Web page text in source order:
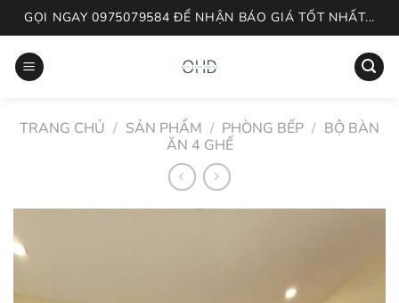
Skip
to
content
GỌI NGAY 0975079584 ĐỂ NHẬN BÁO GIÁ TỐT NHẤT...
TRANG CHỦ / SẢN PHẨM / PHÒNG BẾP / BỘ BÀN
ĂN 4 GHẾ